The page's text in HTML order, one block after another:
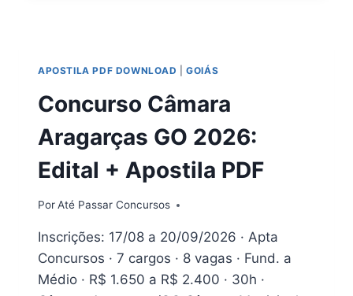
EDITAL
APOSTILA
APOSTILA PDF DOWNLOAD |GOIÁS
Concurso Câmara
Aragarças GO 2026:
Edital + Apostila PDF
PorAté Passar Concursos
Inscrições: 17/08 a 20/09/2026 · Apta
Concursos · 7 cargos · 8 vagas · Fund. a
Médio · R$ 1.650 a R$ 2.400 · 30h ·